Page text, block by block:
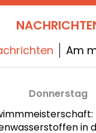
Am
Donnerstag
in